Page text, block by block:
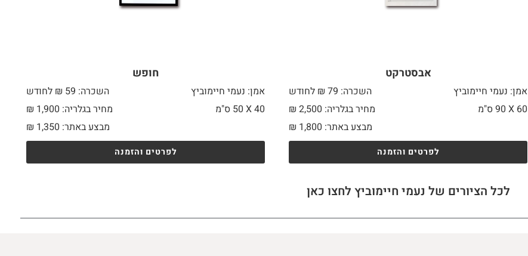
אבסטרקט
אמן: נעמי חיימוביץ
השכרה: 79 ₪ לחודש
60 X
מחיר בגלריה: 2,500 ₪
מבצע באתר:
₪ 1,800
לפרטים והזמנה
חופש
אמן: נעמי חיימוביץ
השכרה: 59 ₪ לחודש
40 X
מחיר בגלריה: 1,900 ₪
מבצע באתר:
₪ 1,350
לפרטים והזמנה
לכל הציורים של נעמי חיימוביץ לחצו כאן